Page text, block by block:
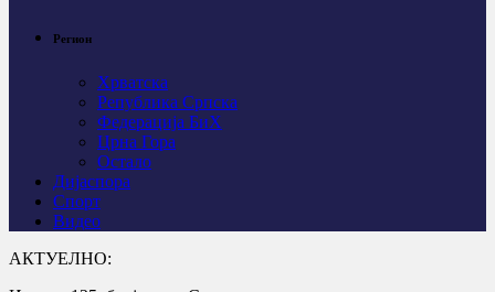
Регион
Хрватска
Република Српска
Федерација БиХ
Црна Гора
Остало
Дијаспора
Спорт
Видео
АКТУЕЛНО: